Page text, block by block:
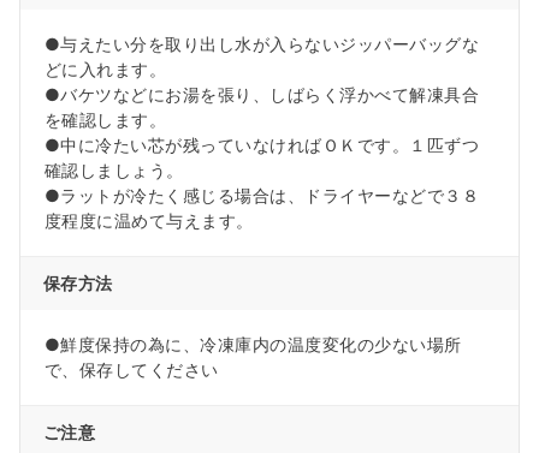
●与えたい分を取り出し水が入らないジッパーバッグな
どに入れます。
●バケツなどにお湯を張り、しばらく浮かべて解凍具合
を確認します。
●中に冷たい芯が残っていなければＯＫです。１匹ずつ
確認しましょう。
●ラットが冷たく感じる場合は、ドライヤーなどで３８
度程度に温めて与えます。
保存方法
●鮮度保持の為に、冷凍庫内の温度変化の少ない場所
で、保存してください
ご注意